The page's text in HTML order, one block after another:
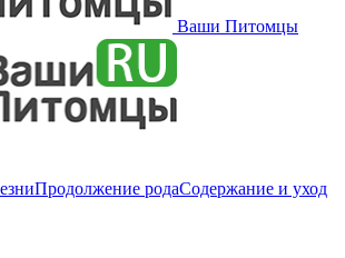
Ваши Питомцы
Продолжение родаСодержание и уход